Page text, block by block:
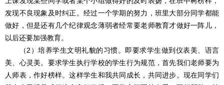
发现不良现象及时纠正。经过一个学期的努力，班里大部分同学都能
做好，但是还有几个纪律观念薄弱者经常要老师教育才做好一阵儿，
以后还要加强教育。
（2）培养学生文明礼貌的习惯。即要求学生做到仪表美、语言
美、心灵美。要求学生执行学校的学生行为规范，首先我们老师要为
人师表，作好榜样。这样学生和我共同成长，共同进步。现在同学们